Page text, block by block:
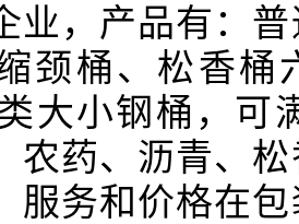
业，产品有：
颈桶、松香桶
大小钢桶，可
农药、沥青、
服务和价格在